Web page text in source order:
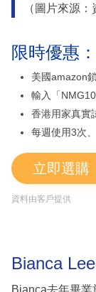
（圖片來源：
限時優惠
美國amazon
輸入「
香港用家真實
每週使用3次
立即選購
資料由客戶提供
Bianca